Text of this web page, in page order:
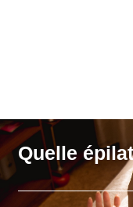
Quelle